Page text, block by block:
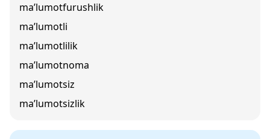
ma’lumotfurushlik
ma’lumotli
ma’lumotlilik
ma’lumotnoma
ma’lumotsiz
ma’lumotsizlik